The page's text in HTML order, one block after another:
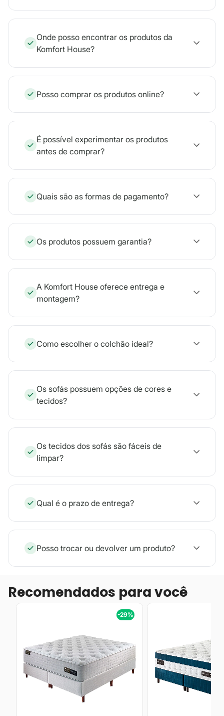
Onde posso encontrar os produtos da
Komfort House?
Posso comprar os produtos online?
É possível experimentar os produtos
antes de comprar?
Quais são as formas de pagamento?
Os produtos possuem garantia?
A Komfort House oferece entrega e
montagem?
Como escolher o colchão ideal?
Os sofás possuem opções de cores e
tecidos?
Os tecidos dos sofás são fáceis de
limpar?
Qual é o prazo de entrega?
Posso trocar ou devolver um produto?
Recomendados para você
-29%